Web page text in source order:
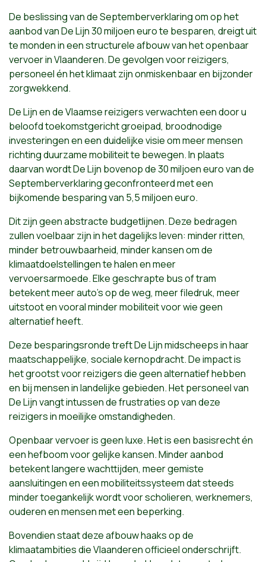
De beslissing van de Septemberverklaring om op het
aanbod van De Lijn 30 miljoen euro te besparen, dreigt uit
te monden in een structurele afbouw van het openbaar
vervoer in Vlaanderen. De gevolgen voor reizigers,
personeel én het klimaat zijn onmiskenbaar en bijzonder
zorgwekkend.
De Lijn en de Vlaamse reizigers verwachten een door u
beloofd toekomstgericht groeipad, broodnodige
investeringen en een duidelijke visie om meer mensen
richting duurzame mobiliteit te bewegen. In plaats
daarvan wordt De Lijn bovenop de 30 miljoen euro van de
Septemberverklaring geconfronteerd met een
bijkomende besparing van 5,5 miljoen euro.
Dit zijn geen abstracte budgetlijnen. Deze bedragen
zullen voelbaar zijn in het dagelijks leven: minder ritten,
minder betrouwbaarheid, minder kansen om de
klimaatdoelstellingen te halen en meer
vervoersarmoede. Elke geschrapte bus of tram
betekent meer auto’s op de weg, meer filedruk, meer
uitstoot en vooral minder mobiliteit voor wie geen
alternatief heeft.
Deze besparingsronde treft De Lijn midscheeps in haar
maatschappelijke, sociale kernopdracht. De impact is
het grootst voor reizigers die geen alternatief hebben
en bij mensen in landelijke gebieden. Het personeel van
De Lijn vangt intussen de frustraties op van deze
reizigers in moeilijke omstandigheden.
Openbaar vervoer is geen luxe. Het is een basisrecht én
een hefboom voor gelijke kansen. Minder aanbod
betekent langere wachttijden, meer gemiste
aansluitingen en een mobiliteitssysteem dat steeds
minder toegankelijk wordt voor scholieren, werknemers,
ouderen en mensen met een beperking.
Bovendien staat deze afbouw haaks op de
klimaatambities die Vlaanderen officieel onderschrijft.